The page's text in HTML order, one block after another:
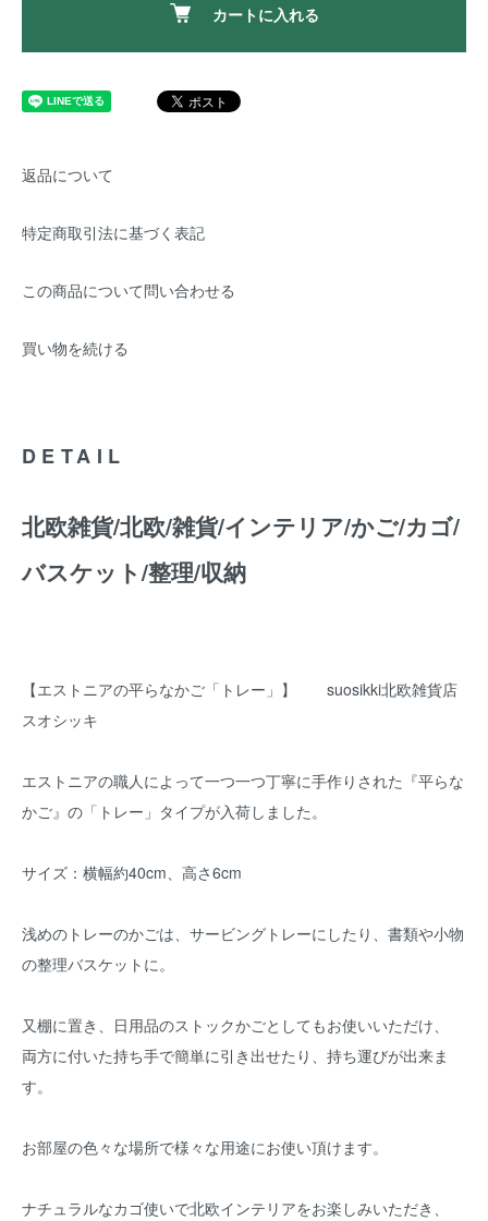
カートに入れる
返品について
特定商取引法に基づく表記
この商品について問い合わせる
買い物を続ける
DETAIL
北欧雑貨/北欧/雑貨/インテリア/かご/カゴ/
バスケット/整理/収納
【エストニアの平らなかご「トレー」】 suosikki北欧雑貨店
スオシッキ
エストニアの職人によって一つ一つ丁寧に手作りされた『平らな
かご』の「トレー」タイプが入荷しました。
サイズ：横幅約40cm、高さ6cm
浅めのトレーのかごは、サービングトレーにしたり、書類や小物
の整理バスケットに。
又棚に置き、日用品のストックかごとしてもお使いいただけ、
両方に付いた持ち手で簡単に引き出せたり、持ち運びが出来ま
す。
お部屋の色々な場所で様々な用途にお使い頂けます。
ナチュラルなカゴ使いで北欧インテリアをお楽しみいただき、